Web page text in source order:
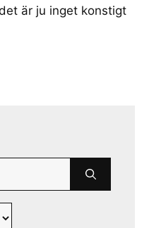
är ju inget konstigt